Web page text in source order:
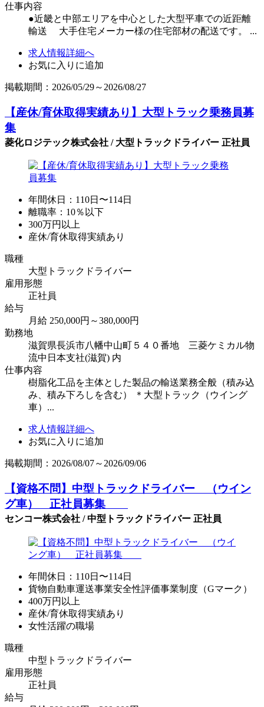
仕事内容
●近畿と中部エリアを中心とした大型平車での近距離
輸送 大手住宅メーカー様の住宅部材の配送です。 ...
求人情報詳細へ
お気に入りに追加
掲載期間：2026/05/29～2026/08/27
【産休/育休取得実績あり】大型トラック乗務員募
集
菱化ロジテック株式会社 / 大型トラックドライバー 正社員
年間休日：110日〜114日
離職率：10％以下
300万円以上
産休/育休取得実績あり
職種
大型トラックドライバー
雇用形態
正社員
給与
月給 250,000円～380,000円
勤務地
滋賀県長浜市八幡中山町５４０番地 三菱ケミカル物
流中日本支社(滋賀) 内
仕事内容
樹脂化工品を主体とした製品の輸送業務全般（積み込
み、積み下ろしを含む） ＊大型トラック（ウイング
車）...
求人情報詳細へ
お気に入りに追加
掲載期間：2026/08/07～2026/09/06
【資格不問】中型トラックドライバー （ウイン
グ車） 正社員募集
センコー株式会社 / 中型トラックドライバー 正社員
年間休日：110日〜114日
貨物自動車運送事業安全性評価事業制度（Gマーク）
400万円以上
産休/育休取得実績あり
女性活躍の職場
職種
中型トラックドライバー
雇用形態
正社員
給与